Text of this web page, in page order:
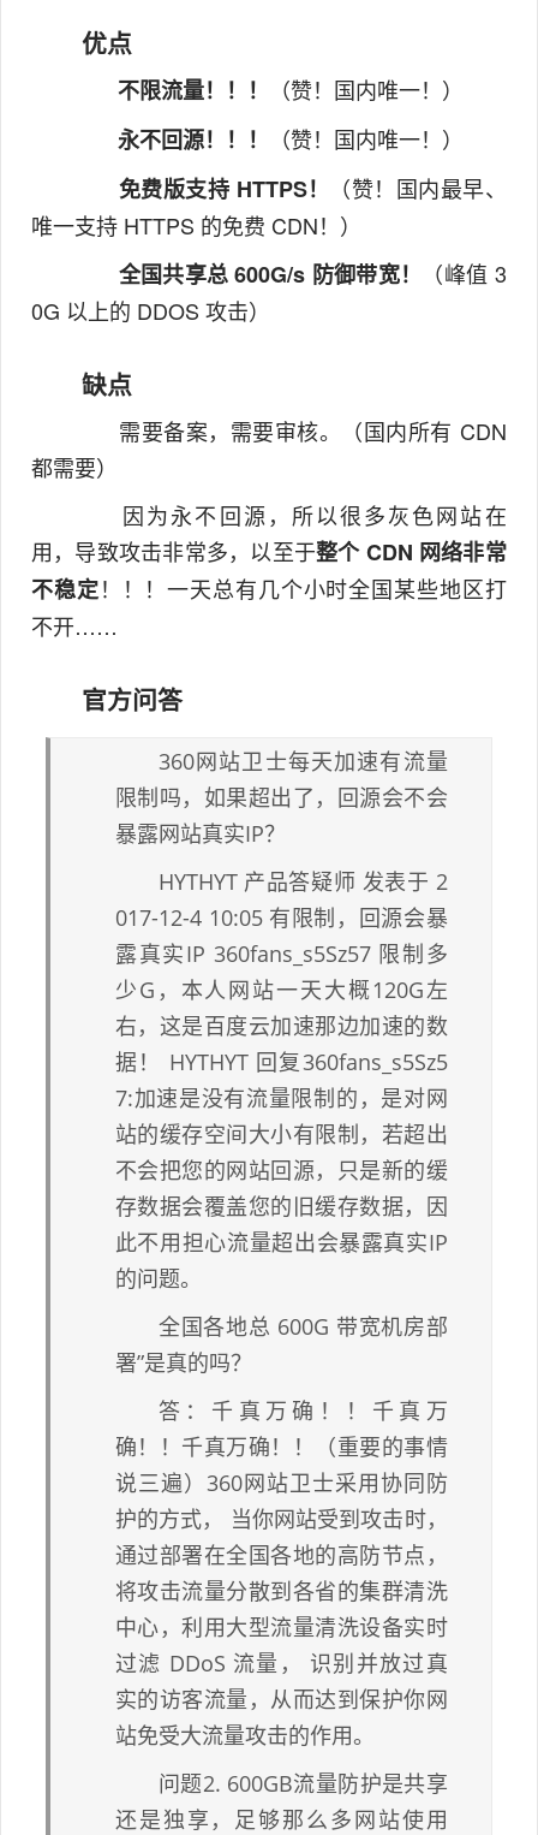
优点
不限流量！！！
（赞！国内唯一！）
永不回源！！！
（赞！国内唯一！）
免费版支持 HTTPS！
（赞！国内最早、
唯一支持 HTTPS 的免费 CDN！）
全国共享总 600G/s 防御带宽！
（峰值 3
0G 以上的 DDOS 攻击）
缺点
需要备案，需要审核。（国内所有 CDN
都需要）
因为永不回源，所以很多灰色网站在
用，导致攻击非常多，以至于整个 CDN 网络非常
不稳定！！！一天总有几个小时全国某些地区打
不开……
官方问答
360网站卫士每天加速有流量
限制吗，如果超出了，回源会不会
暴露网站真实IP？
HYTHYT 产品答疑师 发表于 2
017-12-4 10:05 有限制，回源会暴
露真实IP 360fans_s5Sz57 限制多
少G，本人网站一天大概120G左
右，这是百度云加速那边加速的数
据！ HYTHYT 回复360fans_s5Sz5
7:加速是没有流量限制的，是对网
站的缓存空间大小有限制，若超出
不会把您的网站回源，只是新的缓
存数据会覆盖您的旧缓存数据，因
此不用担心流量超出会暴露真实IP
的问题。
全国各地总 600G 带宽机房部
署”是真的吗？
答：千真万确！！千真万
确！！千真万确！！（重要的事情
说三遍）360网站卫士采用协同防
护的方式， 当你网站受到攻击时，
通过部署在全国各地的高防节点，
将攻击流量分散到各省的集群清洗
中心，利用大型流量清洗设备实时
过滤 DDoS 流量， 识别并放过真
实的访客流量，从而达到保护你网
站免受大流量攻击的作用。
问题2. 600GB流量防护是共享
还是独享，足够那么多网站使用